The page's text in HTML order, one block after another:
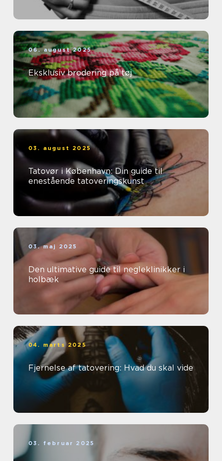
06. august 2025
Eksklusiv brodering på tøj
03. august 2025
Tatovør i København: Din guide til
enestående tatoveringskunst
03. maj 2025
Den ultimative guide til negleklinikker i
holbæk
04. marts 2025
Fjernelse af tatovering: Hvad du skal vide
03. februar 2025